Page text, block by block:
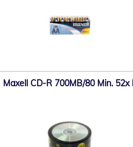
Maxell CD-R 700MB/80 Min.